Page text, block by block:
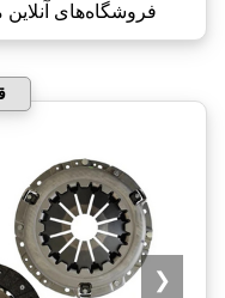
فروشگاه‌های آنلاین
❮